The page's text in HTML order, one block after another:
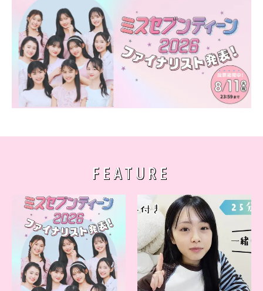
FEATURE